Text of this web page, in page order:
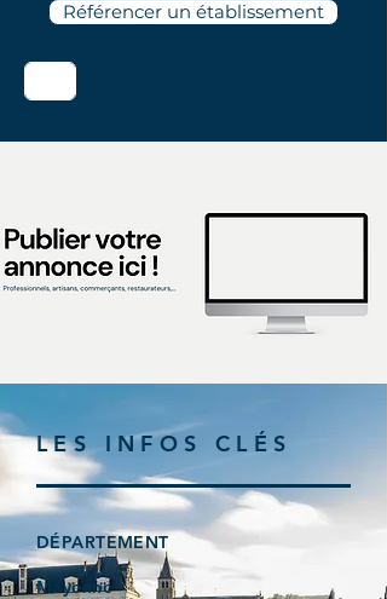
Référencer un établissement
LES INFOS CLÉS
DÉPARTEMENT
Mayenne